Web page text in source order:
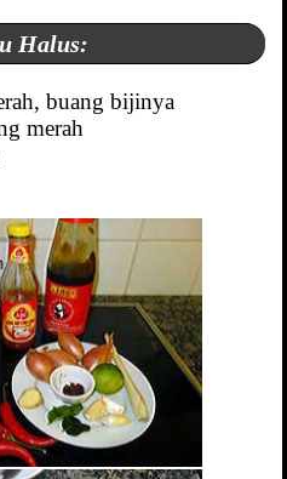
Halus:
buang bijinya
merah